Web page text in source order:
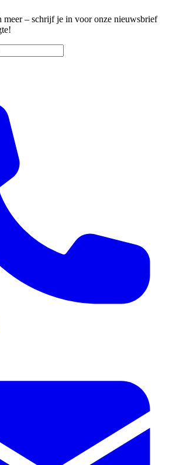
meer – schrijf je in voor onze nieuwsbrief